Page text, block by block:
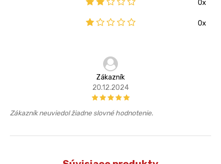
0x
0x
Zákazník
20.12.2024
Zákazník neuviedol žiadne slovné hodnotenie.